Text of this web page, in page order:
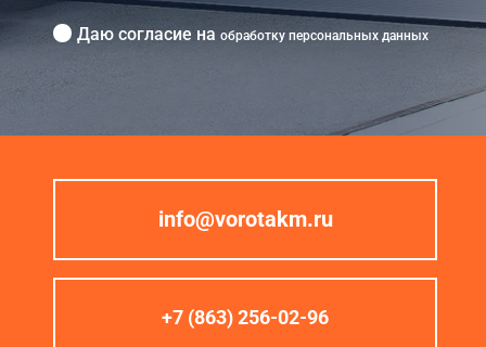
Даю согласие на обработку персональных данных
info@vorotakm.ru
+7 (863) 256-02-96